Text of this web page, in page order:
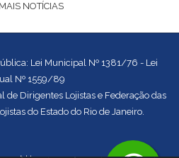
NOTÍCIAS
Lei Municipal Nº 1381/76 - Lei
Nº 1559/89
de Dirigentes Lojistas e Federação das
do Estado do Rio de Janeiro.